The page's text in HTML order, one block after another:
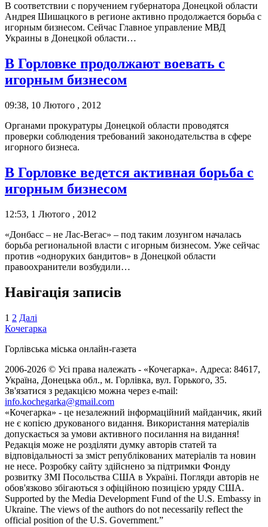
В соответствии с поручением губернатора Донецкой области
Андрея Шишацкого в регионе активно продолжается борьба с
игорным бизнесом. Сейчас Главное управление МВД
Украины в Донецкой области…
В Горловке продолжают воевать с
игорным бизнесом
09:38, 10 Лютого , 2012
Органами прокуратуры Донецкой области проводятся
проверки соблюдения требований законодательства в сфере
игорного бизнеса.
В Горловке ведется активная борьба с
игорным бизнесом
12:53, 1 Лютого , 2012
«Донбасс – не Лас-Вегас» – под таким лозунгом началась
борьба региональной власти с игорным бизнесом. Уже сейчас
против «одноруких бандитов» в Донецкой области
правоохранители возбудили…
Навігація записів
1 2 Далі
Кочегарка
Горлівська міська онлайн-газета
2006-2026 © Усі права належать - «Кочегарка». Адреса: 84617,
Україна, Донецька обл., м. Горлівка, вул. Горького, 35.
Зв'язатися з редакцією можна через e-mail:
info.kochegarka@gmail.com
«Кочегарка» - це незалежний інформаційний майданчик, який
не є копією друкованого видання. Використання матеріалів
допускається за умови активного посилання на видання!
Редакція може не розділяти думку авторів статей та
відповідальності за зміст републікованих матеріалів та новин
не несе. Розробку сайту здійснено за підтримки Фонду
розвитку ЗМІ Посольства США в Україні. Погляди авторів не
обов'язково збігаються з офіційною позицією уряду США.
Supported by the Media Development Fund of the U.S. Embassy in
Ukraine. The views of the authors do not necessarily reflect the
official position of the U.S. Government.”